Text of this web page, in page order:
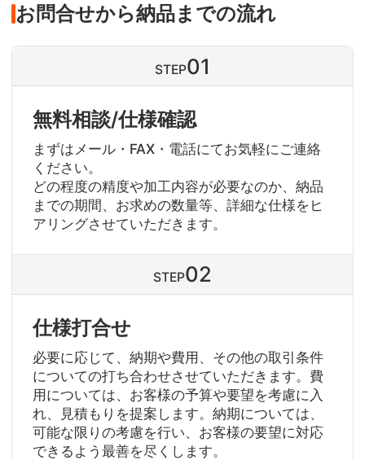
お問合せから納品までの流れ
STEP
無料相談/仕様確認
まずはメール・FAX・電話にてお気軽にご連絡
ください。
どの程度の精度や加工内容が必要なのか、納品
までの期間、お求めの数量等、詳細な仕様をヒ
アリングさせていただきます。
STEP
仕様打合せ
必要に応じて、納期や費用、その他の取引条件
についての打ち合わせさせていただきます。費
用については、お客様の予算や要望を考慮に入
れ、見積もりを提案します。納期については、
可能な限りの考慮を行い、お客様の要望に対応
できるよう最善を尽くします。